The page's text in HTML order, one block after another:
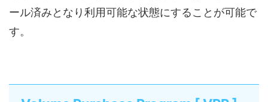
ール済みとなり利用可能な状態にすることが可能で
す。